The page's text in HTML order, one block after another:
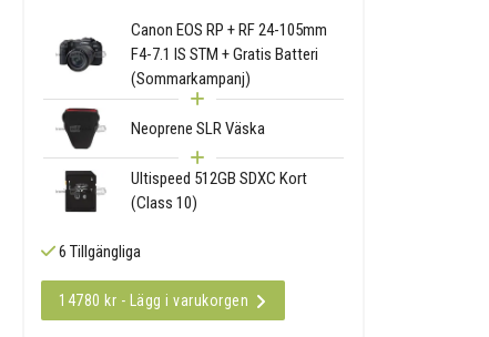
Canon EOS RP + RF 24-105mm
F4-7.1 IS STM + Gratis Batteri
(Sommarkampanj)
Neoprene SLR Väska
Ultispeed 512GB SDXC Kort
(Class 10)
6 Tillgängliga
14780 kr - Lägg i varukorgen